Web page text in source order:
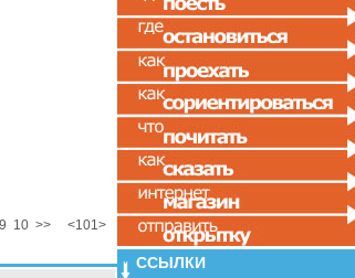
9 10 >> <101>
ССЫЛКИ